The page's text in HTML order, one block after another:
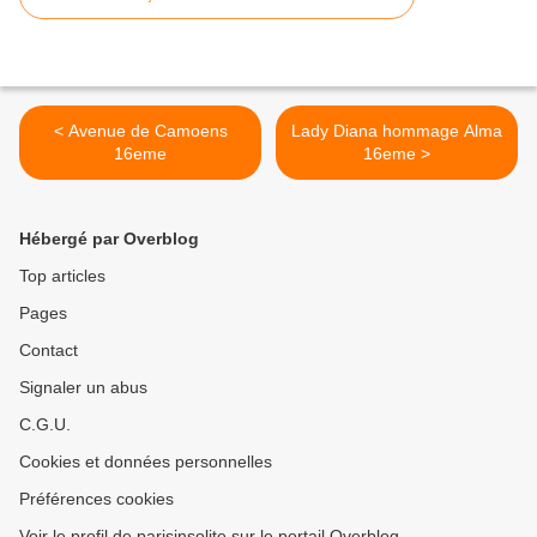
< Avenue de Camoens
16eme
Lady Diana hommage Alma
16eme >
Hébergé par Overblog
Top articles
Pages
Contact
Signaler un abus
C.G.U.
Cookies et données personnelles
Préférences cookies